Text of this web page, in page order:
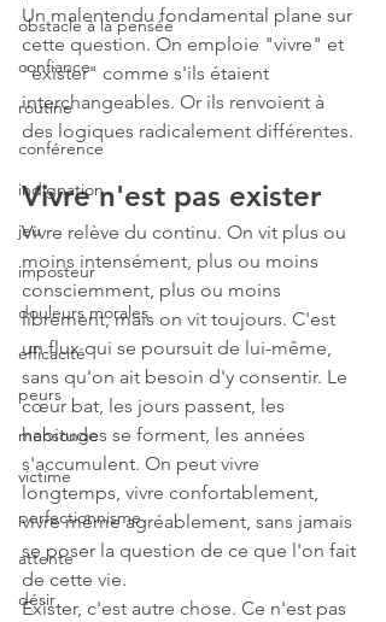
obstacle à la pensée
confiance
routine
conférence
indignation
jeu
imposteur
douleurs morales
efficacité
peurs
mensonge
victime
perfectionnisme
attente
désir
Un malentendu fondamental plane sur
cette question. On emploie "vivre" et
"exister" comme s'ils étaient
interchangeables. Or ils renvoient à
des logiques radicalement différentes.
Vivre n'est pas exister
Vivre relève du continu. On vit plus ou
moins intensément, plus ou moins
consciemment, plus ou moins
librement, mais on vit toujours. C'est
un flux qui se poursuit de lui-même,
sans qu'on ait besoin d'y consentir. Le
cœur bat, les jours passent, les
habitudes se forment, les années
s'accumulent. On peut vivre
longtemps, vivre confortablement,
vivre même agréablement, sans jamais
se poser la question de ce que l'on fait
de cette vie.
Exister, c'est autre chose. Ce n'est pas